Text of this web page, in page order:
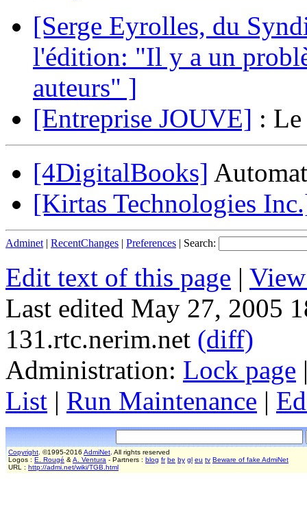
[Serge Eyrolles, du
l'édition: "Il y a un
auteurs" ]
[Entreprise JOUVE] :
[4DigitalBooks]
[Kirtas Technologies
Adminet | RecentChanges | Preferences | Search:
Edit text of this page |
Last edited May 27, 2005
131.rtc.nerim.net (diff)
Administration: Lock page
List | Run Maintenance |
Copyright. ©1995-2016 AdmiNet. All rights reserved
Logos : E. Rougé &A. Ventura - Partners : blog fr be by gl eu tv Beware of fake AdmiNet
URL : http://admi.net/wiki/TGB.html